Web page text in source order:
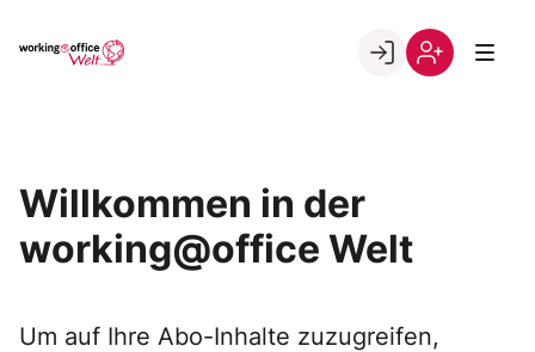
Go to landing page.
Welt
Willkommen in der
working@office Welt
Um auf Ihre Abo-Inhalte zuzugreifen,